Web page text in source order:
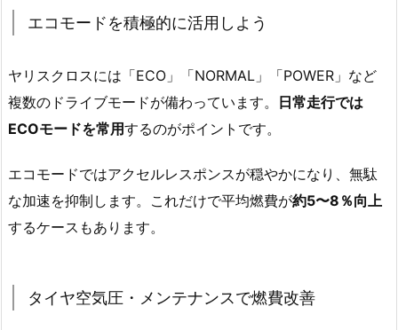
エコモードを積極的に活用しよう
ヤリスクロスには「ECO」「NORMAL」「POWER」など
複数のドライブモードが備わっています。
日常走行では
ECOモードを常用するのがポイントです。
エコモードではアクセルレスポンスが穏やかになり、無駄
な加速を抑制します。これだけで平均燃費が約5〜8％向上
するケースもあります。
タイヤ空気圧・メンテナンスで燃費改善